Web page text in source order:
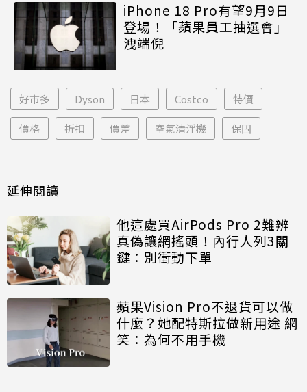
iPhone 18 Pro有望9月9日
登場！「蘋果員工抽選會」
洩端倪
好市多 Dyson 日本 Costco 特價
價格 折扣 價差 空氣清淨機 保固
延伸閱讀
他這處買AirPods Pro 2難辨
真偽讓網搖頭！內行人列3關
鍵：別衝動下單
蘋果Vision Pro不退貨可以做
什麼？她配特斯拉做新用途 網
笑：為何不用手機